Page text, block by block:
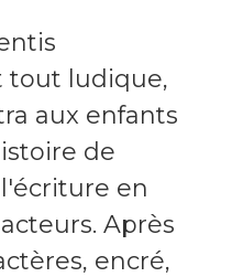
tout ludique,
aux enfants
de
en
Après
encré,